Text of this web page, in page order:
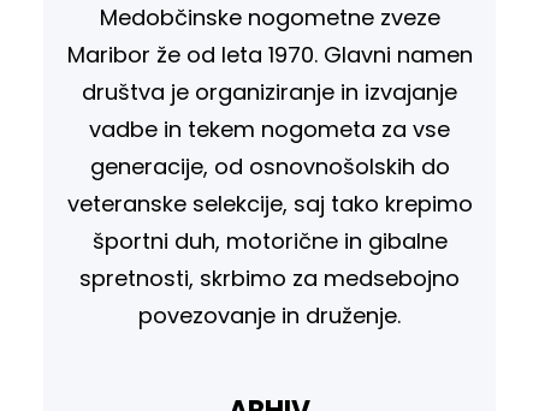
Medobčinske nogometne zveze
Maribor že od leta 1970. Glavni namen
društva je organiziranje in izvajanje
vadbe in tekem nogometa za vse
generacije, od osnovnošolskih do
veteranske selekcije, saj tako krepimo
športni duh, motorične in gibalne
spretnosti, skrbimo za medsebojno
povezovanje in druženje.